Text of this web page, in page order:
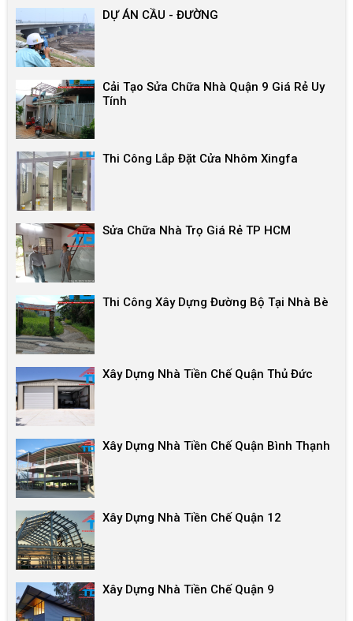
DỰ ÁN CẦU - ĐƯỜNG
Cải Tạo Sửa Chữa Nhà Quận 9 Giá Rẻ Uy
Tính
Thi Công Lắp Đặt Cửa Nhôm Xingfa
Sửa Chữa Nhà Trọ Giá Rẻ TP HCM
Thi Công Xây Dựng Đường Bộ Tại Nhà Bè
Xây Dựng Nhà Tiền Chế Quận Thủ Đức
Xây Dựng Nhà Tiền Chế Quận Bình Thạnh
Xây Dựng Nhà Tiền Chế Quận 12
Xây Dựng Nhà Tiền Chế Quận 9